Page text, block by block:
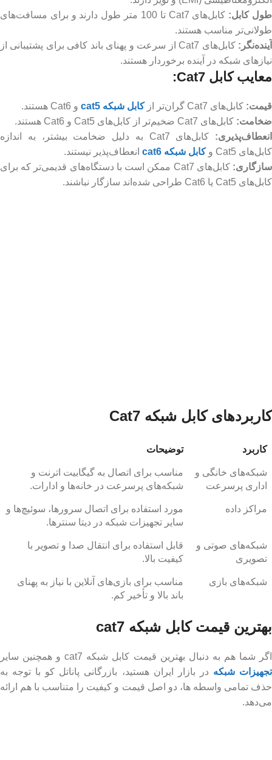
طول کابل:
کابل‌های Cat7 تا 100 متر طول دارند و برای مسافت‌های
طولانی‌تر مناسب هستند.
آینده‌نگر:
کابل‌های Cat7 از سرعت و پهنای باند کافی برای پشتیبانی از
نیازهای شبکه در آینده برخوردار هستند.
معایب کابل Cat7:
قیمت: کابل‌های Cat7 گران‌تر از کابل شبکه cat5
و Cat6 هستند.
ضخامت: کابل‌های Cat7 ضخیم‌تر از کابل‌های Cat5 و Cat6 هستند.
انعطاف‌پذیری:
کابل‌های Cat7 به دلیل ضخامت بیشتر، به اندازه
کابل‌های Cat5 و
کابل شبکه cat6
انعطاف‌پذیر نیستند.
سازگاری:
کابل‌های Cat7 ممکن است با دستگاه‌های قدیمی‌تر که برای
کابل‌های Cat5 یا Cat6 طراحی شده‌اند سازگار نباشند.
کاربردهای کابل شبکه Cat7
کاربرد توضیحات
شبکه‌های خانگی و
اداری پرسرعت
مناسب برای اتصال به گیگابیت اترنت و
شبکه‌های پرسرعت در خانه‌ها و ادارات.
مراکز داده
مورد استفاده برای اتصال سرورها، سوئیچ‌ها و
سایر تجهیزات شبکه در دیتا سنترها.
شبکه‌های صوتی و
تصویری
قابل استفاده برای انتقال صدا و تصویر با
کیفیت بالا.
شبکه‌های بازی
مناسب برای بازی‌های آنلاین با نیاز به پهنای
باند بالا و تأخیر کم.
بهترین قیمت کابل شبکه cat7
اگر شما هم به دنبال بهترین قیمت کابل شبکه cat7 و همچنین سایر
تجهیزات شبکه در بازار ایران هستید، بازرگانی پاناتل کو با توجه به
حذف تمامی واسطه ها، دو اصل قیمت و کیفیت را متناسب با هم ارائه
می‌دهد.